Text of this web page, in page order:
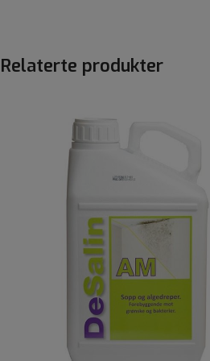
Relaterte produkter